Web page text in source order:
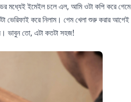
মধ্যেই ইমেইল চলে এল, আমি ওটা কপি করে গেমে
ভেরিফাই করে নিলাম। গেম খেলা শুরু করার আগেই
ভাবুন তো, এটা কতটা সহজ!